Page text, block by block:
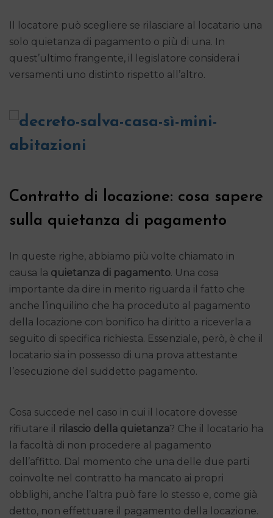
Il locatore può scegliere se rilasciare al locatario una
solo quietanza di pagamento o più di una. In
quest’ultimo frangente, il legislatore considera i
versamenti uno distinto rispetto all’altro.
Contratto di locazione: cosa sapere
sulla quietanza di pagamento
In queste righe, abbiamo più volte chiamato in
causa la quietanza di pagamento. Una cosa
importante da dire in merito riguarda il fatto che
anche l’inquilino che ha proceduto al pagamento
della locazione con bonifico ha diritto a riceverla a
seguito di specifica richiesta. Essenziale, però, è che il
locatario sia in possesso di una prova attestante
l’esecuzione del suddetto pagamento.
Cosa succede nel caso in cui il locatore dovesse
rifiutare il
rilascio della quietanza? Che il locatario ha
la facoltà di non procedere al pagamento
dell’affitto. Dal momento che una delle due parti
coinvolte nel contratto ha mancato ai propri
obblighi, anche l’altra può fare lo stesso e, come già
detto, non effettuare il pagamento della locazione.